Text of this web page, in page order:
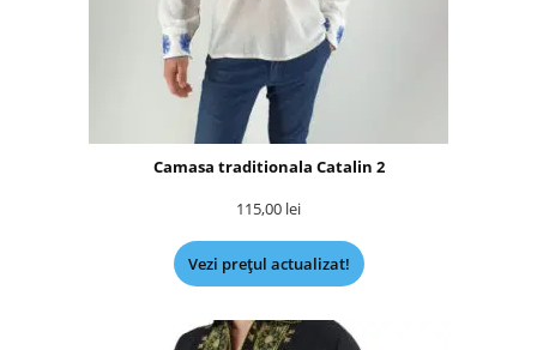
Camasa traditionala Catalin 2
115,00 lei
Vezi prețul actualizat!